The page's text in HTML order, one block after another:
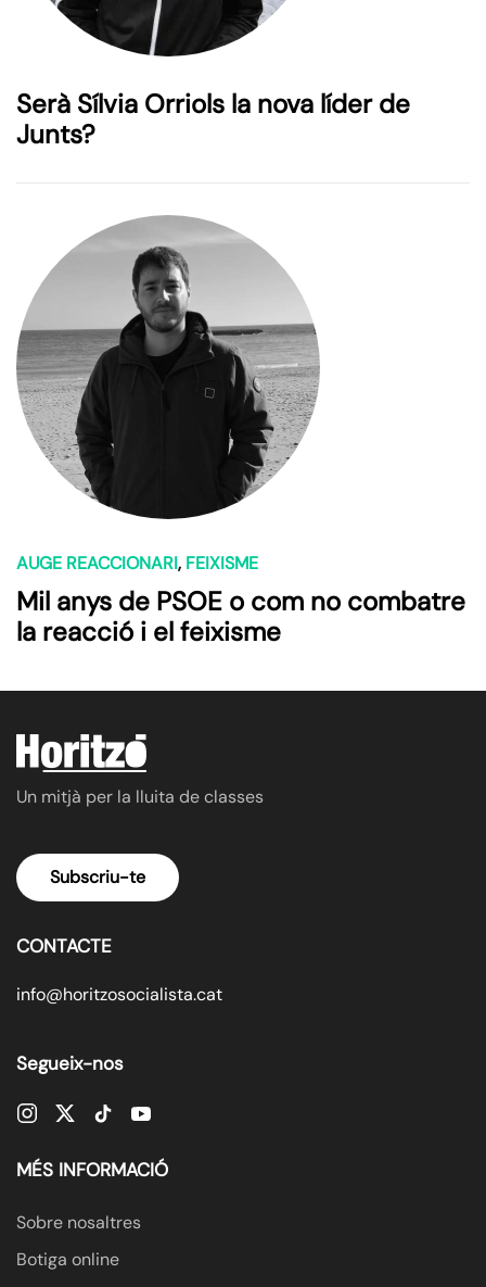
Serà Sílvia Orriols la nova líder de
Junts?
AUGE REACCIONARI, FEIXISME
Mil anys de PSOE o com no combatre
la reacció i el feixisme
Un mitjà per la lluita de classes
Subscriu-te
CONTACTE
info@horitzosocialista.cat
Segueix-nos
MÉS INFORMACIÓ
Sobre nosaltres
Botiga online